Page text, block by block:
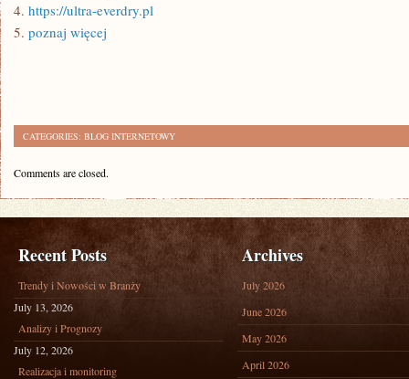
4. https://ultra-everdry.pl
5. poznaj więcej
CATEGORIES: BLOG INTERNETOWY
Comments are closed.
Recent Posts
Trendy i Nowości w Branży
July 13, 2026
Analizy i Prognozy
July 12, 2026
Realizacja i monitoring
Archives
July 2026
June 2026
May 2026
April 2026